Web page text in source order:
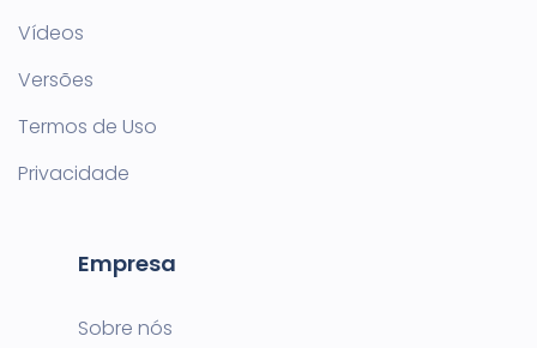
Vídeos
Versões
Termos de Uso
Privacidade
Empresa
Sobre nós